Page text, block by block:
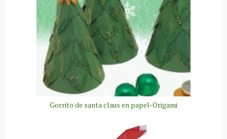
Gorrito de santa claus en papel-Origami